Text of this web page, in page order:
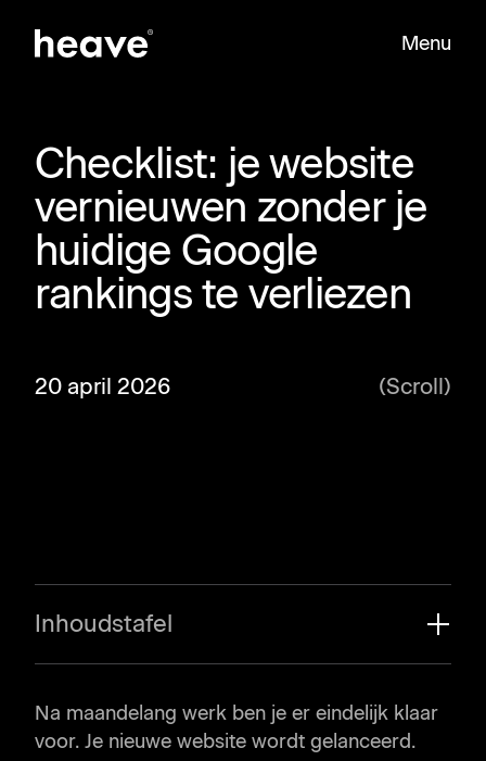
Menu
Checklist: je website
vernieuwen zonder je
huidige Google
rankings te verliezen
20 april 2026 (scroll)
Inhoudstafel
Stappenplan: zo verlies je je huidige
Na maandelang werk ben je er eindelijk klaar
voor. Je nieuwe website wordt gelanceerd.